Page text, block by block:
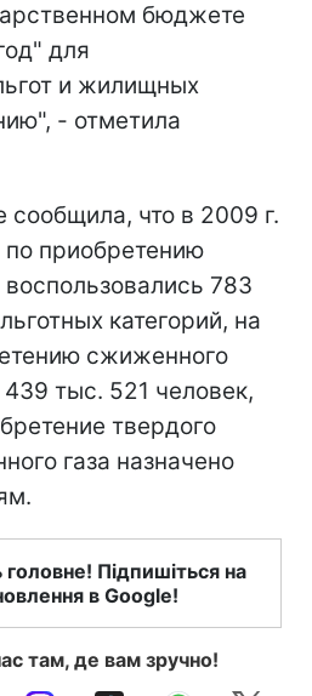
бюджете
для
и жилищных
- отметила
что в 2009 г.
приобретению
783
категорий, на
сжиженного
439 тыс. 521 человек,
твердого
газа назначено
головне! Підпишіться на
в Google!
там, де вам зручно!